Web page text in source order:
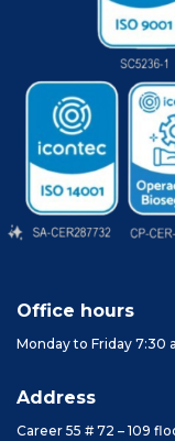
Office hours
Monday to Friday 7:30
Address
Career 55 # 72 – 109